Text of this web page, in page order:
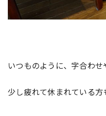
いつものように、字合わせ
少し疲れて休まれている方